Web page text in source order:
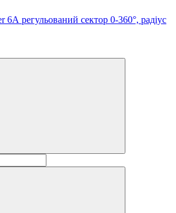
6А регульований сектор 0-360°, радіус